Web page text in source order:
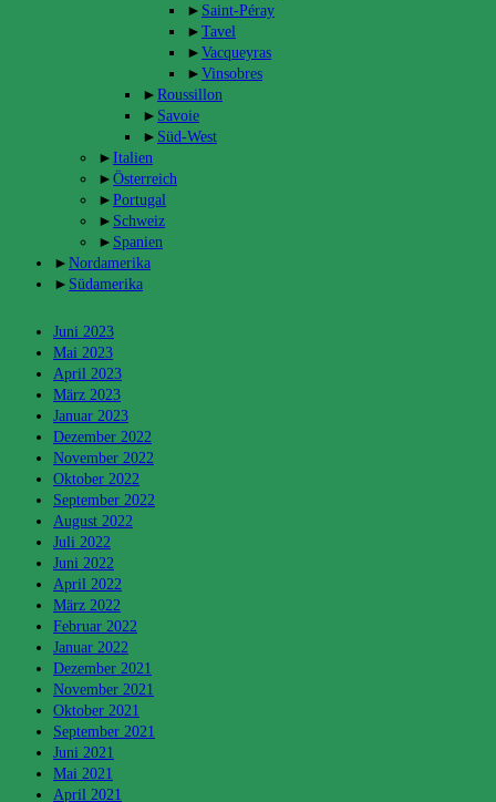
► Saint-Péray
► Tavel
► Vacqueyras
► Vinsobres
► Roussillon
► Savoie
► Süd-West
► Italien
► Österreich
► Portugal
► Schweiz
► Spanien
► Nordamerika
► Südamerika
Juni 2023
Mai 2023
April 2023
März 2023
Januar 2023
Dezember 2022
November 2022
Oktober 2022
September 2022
August 2022
Juli 2022
Juni 2022
April 2022
März 2022
Februar 2022
Januar 2022
Dezember 2021
November 2021
Oktober 2021
September 2021
Juni 2021
Mai 2021
April 2021